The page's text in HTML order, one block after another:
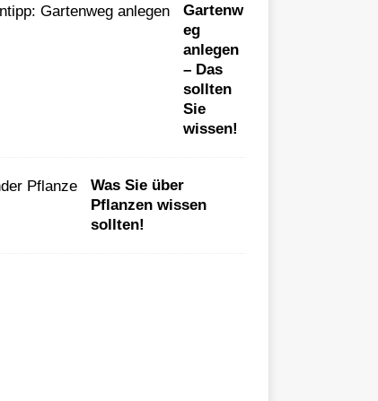
Gartenw
eg
anlegen
– Das
sollten
Sie
wissen!
Was Sie über
Pflanzen wissen
sollten!